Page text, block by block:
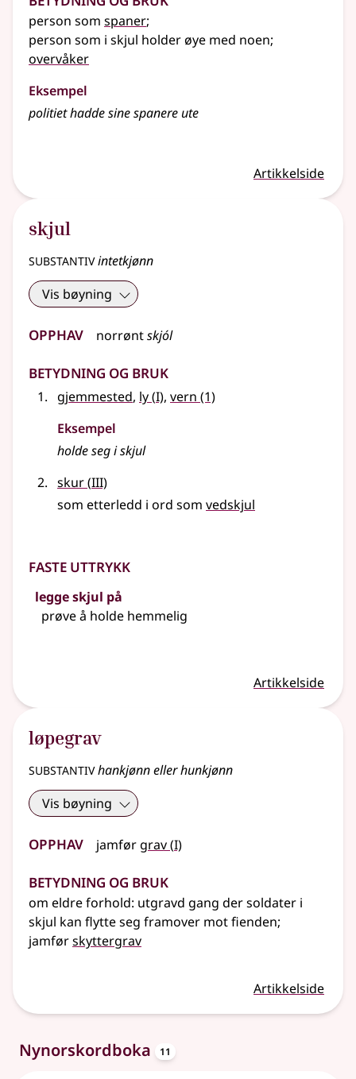
person som spaner;
person som i skjul holder øye med noen;
overvåker
Eksempel
politiet hadde sinespanere ute
Artikkelside
skjul
substantivintetkjønn
Vis bøyning
Opphav norrøntskjól
Betydning og bruk
gjemmested, ly(1
I), vern (1)
Eksempel
holde seg iskjul
skur(3
III)
som etterledd i ord som vedskjul
Faste uttrykk
legge skjul på
prøve å holde hemmelig
Artikkelside
løpegrav
substantivhankjønn eller hunkjønn
Vis bøyning
Opphav jamfør grav(1
I)
Betydning og bruk
om eldre forhold: utgravd gang der soldater i
skjul kan flytte seg framover mot fienden;
jamførskyttergrav
Artikkelside
Nynorskordboka 11